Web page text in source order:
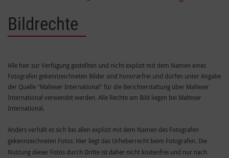
Bildrechte
Alle hier zur Verfügung gestellten und nicht explizit mit dem Namen eines
Fotografen gekennzeichneten Bilder sind honorarfrei und dürfen unter Angabe
der Quelle "Malteser International" für die Berichterstattung über Malteser
International verwendet werden. Alle Rechte am Bild liegen bei Malteser
International.
Anders verhält es sich bei allen explizit mit dem Namen des Fotografen
gekennzeichneten Fotos. Hier liegt das Urheberrecht beim Fotografen. Die
Nutzung dieser Fotos durch Dritte ist daher nicht kostenfrei und nur nach